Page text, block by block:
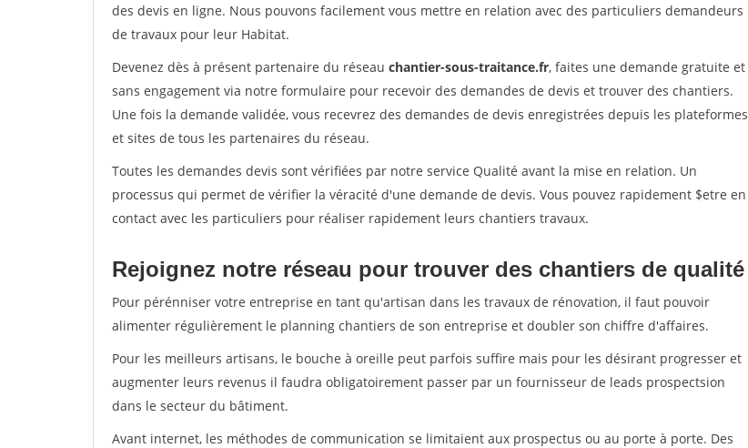
des devis en ligne. Nous pouvons facilement vous mettre en relation avec des particuliers demandeurs
de travaux pour leur Habitat.
Devenez dès à présent partenaire du réseau chantier-sous-traitance.fr, faites une demande gratuite et
sans engagement via notre formulaire pour recevoir des demandes de devis et trouver des chantiers.
Une fois la demande validée, vous recevrez des demandes de devis enregistrées depuis les plateformes
et sites de tous les partenaires du réseau.
Toutes les demandes devis sont vérifiées par notre service Qualité avant la mise en relation. Un
processus qui permet de vérifier la véracité d'une demande de devis. Vous pouvez rapidement $etre en
contact avec les particuliers pour réaliser rapidement leurs chantiers travaux.
Rejoignez notre réseau pour trouver des chantiers de qualité
Pour pérénniser votre entreprise en tant qu'artisan dans les travaux de rénovation, il faut pouvoir
alimenter régulièrement le planning chantiers de son entreprise et doubler son chiffre d'affaires.
Pour les meilleurs artisans, le bouche à oreille peut parfois suffire mais pour les désirant progresser et
augmenter leurs revenus il faudra obligatoirement passer par un fournisseur de leads prospectsion
dans le secteur du bâtiment.
Avant internet, les méthodes de communication se limitaient aux prospectus ou au porte à porte. Des